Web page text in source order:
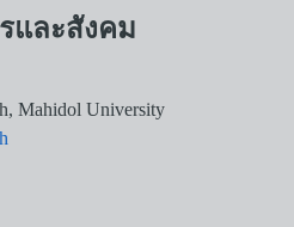
และสังคม
Mahidol University